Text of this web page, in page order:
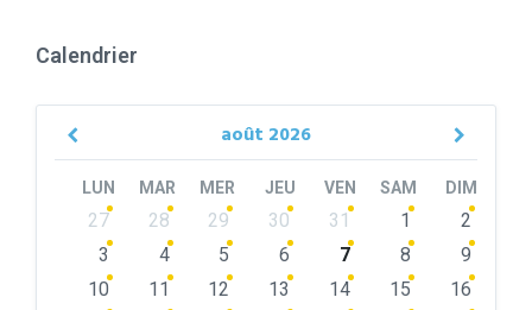
Calendrier
août 2026
Previous
LUN MAR MER JEU VEN SAM DIM
Skip
calendar
27 28 29 30 31 1
2
3
4 5 6 7 8
9
10
11 12 13 14 15
16